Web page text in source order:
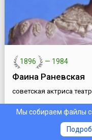
1896 — 1984
Фаина Раневская
советская актриса
Мы собираем файлы